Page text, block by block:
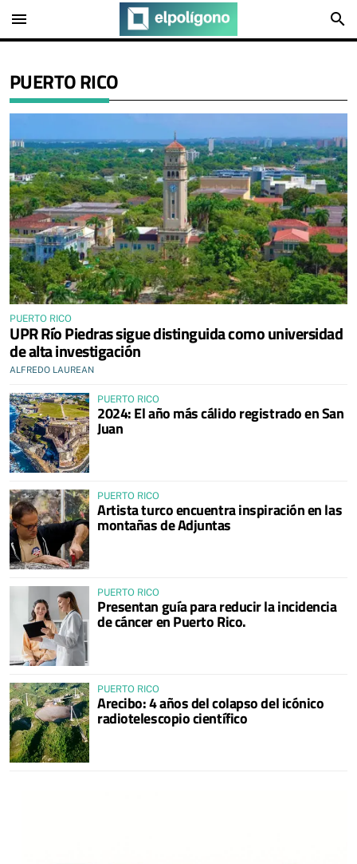
menu search
PUERTO RICO
PUERTO RICO
UPR Río Piedras sigue distinguida como universidad
de alta investigación
ALFREDO LAUREAN
PUERTO RICO
2024: El año más cálido registrado en San
Juan
PUERTO RICO
Artista turco encuentra inspiración en las
montañas de Adjuntas
PUERTO RICO
Presentan guía para reducir la incidencia
de cáncer en Puerto Rico.
PUERTO RICO
Arecibo: 4 años del colapso del icónico
radiotelescopio científico